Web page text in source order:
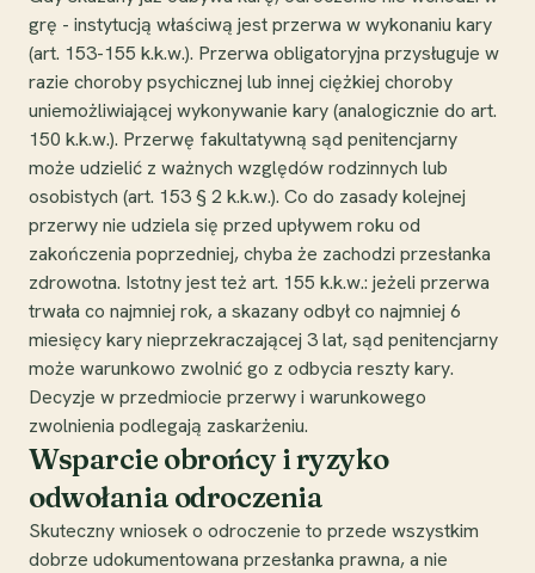
grę - instytucją właściwą jest przerwa w wykonaniu kary
(art. 153-155 k.k.w.). Przerwa obligatoryjna przysługuje w
razie choroby psychicznej lub innej ciężkiej choroby
uniemożliwiającej wykonywanie kary (analogicznie do art.
150 k.k.w.). Przerwę fakultatywną sąd penitencjarny
może udzielić z ważnych względów rodzinnych lub
osobistych (art. 153 § 2 k.k.w.). Co do zasady kolejnej
przerwy nie udziela się przed upływem roku od
zakończenia poprzedniej, chyba że zachodzi przesłanka
zdrowotna. Istotny jest też art. 155 k.k.w.: jeżeli przerwa
trwała co najmniej rok, a skazany odbył co najmniej 6
miesięcy kary nieprzekraczającej 3 lat, sąd penitencjarny
może warunkowo zwolnić go z odbycia reszty kary.
Decyzje w przedmiocie przerwy i warunkowego
zwolnienia podlegają zaskarżeniu.
Wsparcie obrońcy i ryzyko
odwołania odroczenia
Skuteczny wniosek o odroczenie to przede wszystkim
dobrze udokumentowana przesłanka prawna, a nie